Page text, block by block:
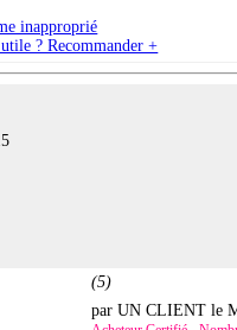
inapproprié
? Recommander +
(5)
par UN CLIENT le